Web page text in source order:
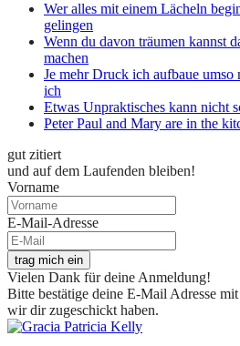
Wer alles mit einem Lächeln
gelingen
Wenn du davon träumen kannst
machen
Je mehr Druck ich aufbaue umso
ich
Etwas Unpraktisches kann nicht
Peter Paul and Mary are in the
gut zitiert
und auf dem Laufenden bleiben!
Vorname
E-Mail-Adresse
trag mich ein
Vielen Dank für deine Anmeldung!
Bitte bestätige deine E-Mail Adresse
wir dir zugeschickt haben.